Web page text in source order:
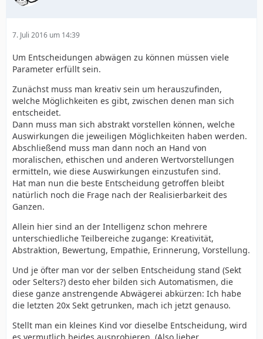
7. Juli 2016 um 14:39
Um Entscheidungen abwägen zu können müssen viele
Parameter erfüllt sein.
Zunächst muss man kreativ sein um herauszufinden,
welche Möglichkeiten es gibt, zwischen denen man sich
entscheidet.
Dann muss man sich abstrakt vorstellen können, welche
Auswirkungen die jeweiligen Möglichkeiten haben werden.
Abschließend muss man dann noch an Hand von
moralischen, ethischen und anderen Wertvorstellungen
ermitteln, wie diese Auswirkungen einzustufen sind.
Hat man nun die beste Entscheidung getroffen bleibt
natürlich noch die Frage nach der Realisierbarkeit des
Ganzen.
Allein hier sind an der Intelligenz schon mehrere
unterschiedliche Teilbereiche zugange: Kreativität,
Abstraktion, Bewertung, Empathie, Erinnerung, Vorstellung.
Und je öfter man vor der selben Entscheidung stand (Sekt
oder Selters?) desto eher bilden sich Automatismen, die
diese ganze anstrengende Abwägerei abkürzen: Ich habe
die letzten 20x Sekt getrunken, mach ich jetzt genauso.
Stellt man ein kleines Kind vor dieselbe Entscheidung, wird